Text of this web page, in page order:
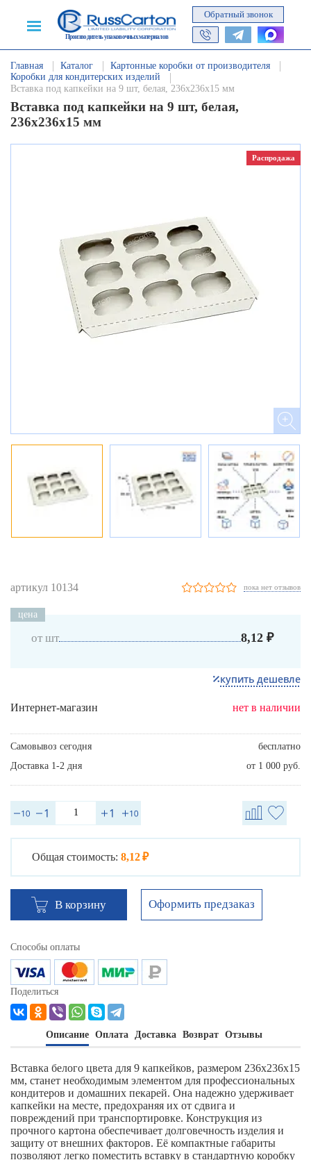
Производитель упаковочных материалов
Обратный звонок
Главная Каталог
Картонные коробки от производителя
Коробки для кондитерских изделий
Вставка под капкейки на 9 шт, белая, 236х236х15 мм
Вставка под капкейки на 9 шт, белая,
236х236х15 мм
Распродажа
артикул 10134 пока нет отзывов
цена
от шт 8,12 ₽
купить дешевле
Интернет-магазин нет в наличии
Самовывоз сегодня
бесплатно
Доставка 1-2 дня
от 1 000 руб.
Общая стоимость: 8,12 ₽
В корзину Оформить предзаказ
Способы оплаты
Поделиться
Описание Оплата Доставка Возврат Отзывы
Вставка белого цвета для 9 капкейков, размером 236х236х15
мм, станет необходимым элементом для профессиональных
кондитеров и домашних пекарей. Она надежно удерживает
капкейки на месте, предохраняя их от сдвига и
повреждений при транспортировке. Конструкция из
прочного картона обеспечивает долговечность изделия и
защиту от внешних факторов. Её компактные габариты
позволяют легко поместить вставку в стандартную коробку